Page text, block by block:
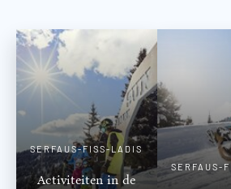
SERFAUS-FISS-LADIS
Activiteiten in de
SERFAUS-